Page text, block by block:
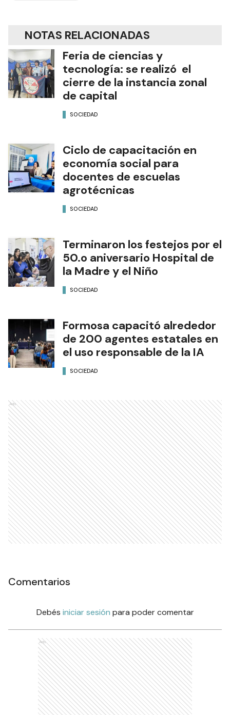
NOTAS RELACIONADAS
Feria de ciencias y
tecnología: se realizó el
cierre de la instancia zonal
de capital
SOCIEDAD
Ciclo de capacitación en
economía social para
docentes de escuelas
agrotécnicas
SOCIEDAD
Terminaron los festejos por el
50.o aniversario Hospital de
la Madre y el Niño
SOCIEDAD
Formosa capacitó alrededor
de 200 agentes estatales en
el uso responsable de la IA
SOCIEDAD
Ads
Comentarios
Debés iniciar sesión para poder comentar
Ads